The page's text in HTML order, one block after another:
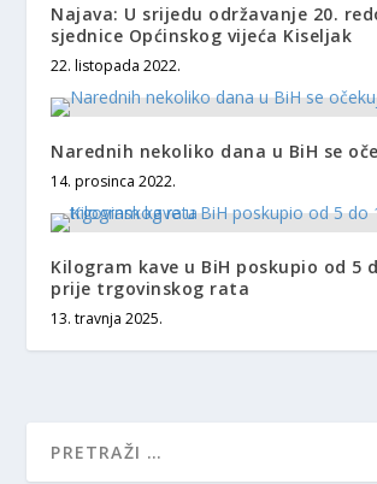
Najava: U srijedu održavanje 20.
sjednice Općinskog vijeća Kiseljak
22. listopada 2022.
Narednih nekoliko dana u BiH se
14. prosinca 2022.
Kilogram kave u BiH poskupio od 5
prije trgovinskog rata
13. travnja 2025.